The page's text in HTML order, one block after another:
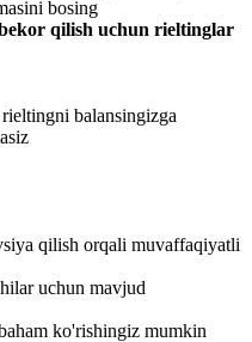
bosing
qilish uchun rieltinglar
balansingizga
qilish orqali muvaffaqiyatli
uchun mavjud
ko'rishingiz mumkin